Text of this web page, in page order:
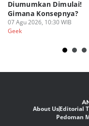
Diumumkan Dimulai!
Gimana Konsepnya?
07 Agu 2026, 10:30 WIB
Geek
About UsEditorial
Pedoman